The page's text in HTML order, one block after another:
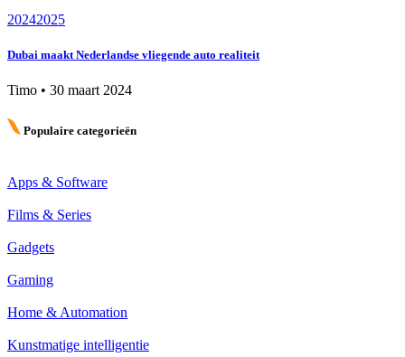
20242025
Dubai maakt Nederlandse vliegende auto realiteit
Timo • 30 maart 2024
Populaire categorieën
Apps & Software
Films & Series
Gadgets
Gaming
Home & Automation
Kunstmatige intelligentie